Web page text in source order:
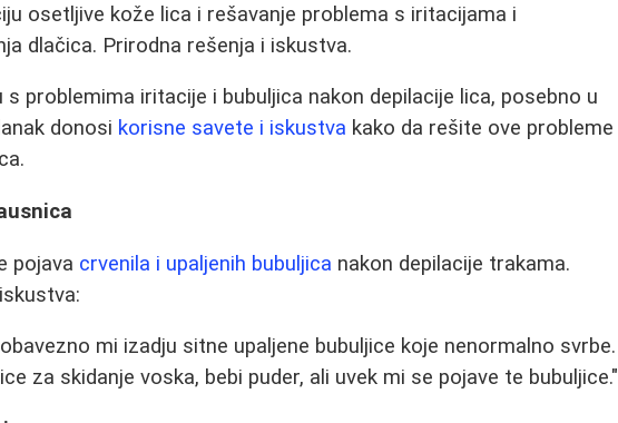
osetljive kože lica i rešavanje problema s iritacijama i
dlačica. Prirodna rešenja i iskustva.
problemima iritacije i bubuljica nakon depilacije lica, posebno u
donosi korisne savete i iskustva kako da rešite ove probleme
pojava crvenila i upaljenih bubuljica nakon depilacije trakama.
mi izadju sitne upaljene bubuljice koje nenormalno svrbe.
za skidanje voska, bebi puder, ali uvek mi se pojave te bubuljice."